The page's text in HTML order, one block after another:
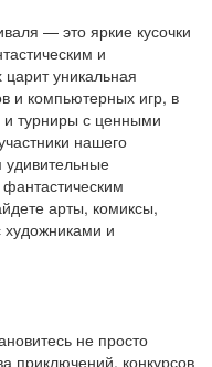
— это яркие кусочки
и
уникальная
компьютерных игр, в
и турниры с ценными
нашего
удивительные
арты, комиксы,
и
не просто
приключений, конкурсов